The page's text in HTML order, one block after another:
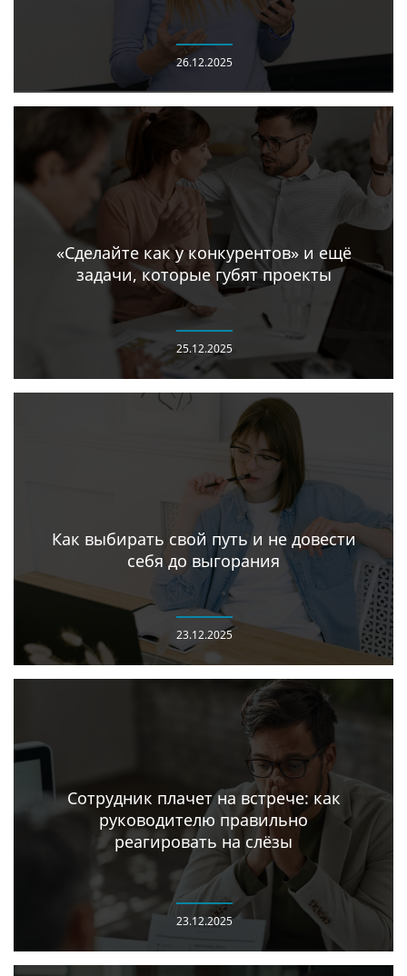
26.12.2025
«Сделайте как у конкурентов» и ещё
задачи, которые губят проекты
25.12.2025
Как выбирать свой путь и не довести
себя до выгорания
23.12.2025
Сотрудник плачет на встрече: как
руководителю правильно
реагировать на слёзы
23.12.2025